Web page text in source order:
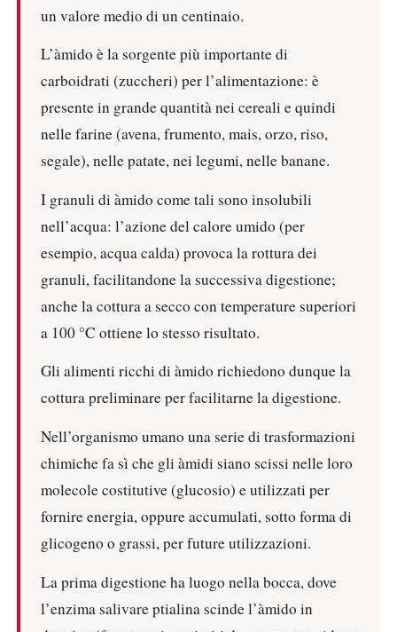
un valore medio di un centinaio.
L’àmido è la sorgente più importante di
carboidrati (zuccheri) per l’alimentazione: è
presente in grande quantità nei cereali e quindi
nelle farine (avena, frumento, mais, orzo, riso,
segale), nelle patate, nei legumi, nelle banane.
I granuli di àmido come tali sono insolubili
nell’acqua: l’azione del calore umido (per
esempio, acqua calda) provoca la rottura dei
granuli, facilitandone la successiva digestione;
anche la cottura a secco con temperature superiori
a 100 °C ottiene lo stesso risultato.
Gli alimenti ricchi di àmido richiedono dunque la
cottura preliminare per facilitarne la digestione.
Nell’organismo umano una serie di trasformazioni
chimiche fa sì che gli àmidi siano scissi nelle loro
molecole costitutive (glucosio) e utilizzati per
fornire energia, oppure accumulati, sotto forma di
glicogeno o grassi, per future utilizzazioni.
La prima digestione ha luogo nella bocca, dove
l’enzima salivare ptialina scinde l’àmido in